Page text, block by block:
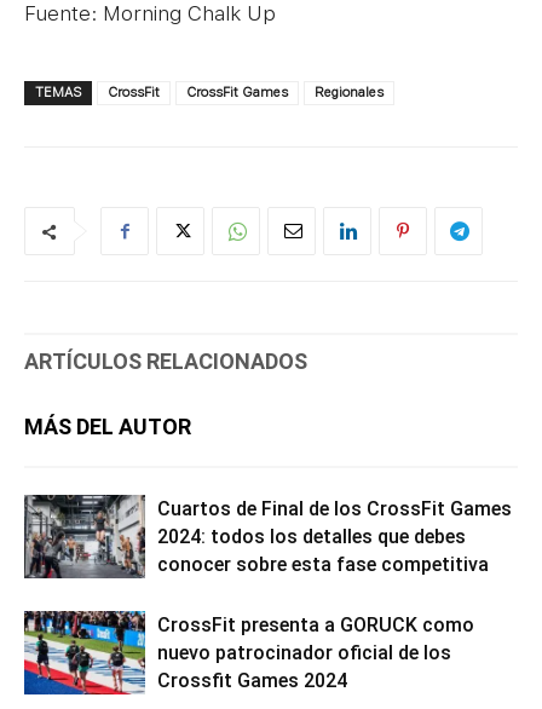
Fuente: Morning Chalk Up
TEMAS CrossFit CrossFit Games Regionales
ARTÍCULOS RELACIONADOS
MÁS DEL AUTOR
Cuartos de Final de los CrossFit Games
2024: todos los detalles que debes
conocer sobre esta fase competitiva
CrossFit presenta a GORUCK como
nuevo patrocinador oficial de los
Crossfit Games 2024